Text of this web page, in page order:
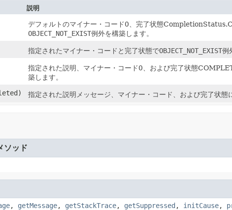
説明
デフォルトのマイナー・コード0、完了状態
OBJECT_NOT_EXIST例外を構築します。
指定されたマイナー・コードと完了状態でOBJECT_NOT_EXIST例
指定された説明、マイナー・コード0、および完了状態
築します。
指定された説明メッセージ、マイナー・コード、および完了状態
ソッド
, getMessage, getStackTrace, getSuppressed , initCause,